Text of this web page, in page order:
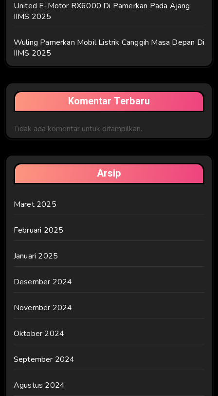
United E-Motor RX6000 Di Pamerkan Pada Ajang
IIMS 2025
Wuling Pamerkan Mobil Listrik Canggih Masa Depan Di
IIMS 2025
Komentar Terbaru
Tidak ada komentar untuk ditampilkan.
Arsip
Maret 2025
Februari 2025
Januari 2025
Desember 2024
November 2024
Oktober 2024
September 2024
Agustus 2024